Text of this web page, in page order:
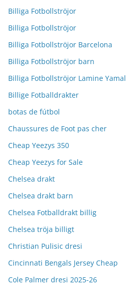
Billiga Fotbollströjor
Billiga Fotbollströjor
Billiga Fotbollströjor Barcelona
Billiga Fotbollströjor barn
Billiga Fotbollströjor Lamine Yamal
Billige Fotballdrakter
botas de fútbol
Chaussures de Foot pas cher
Cheap Yeezys 350
Cheap Yeezys for Sale
Chelsea drakt
Chelsea drakt barn
Chelsea Fotballdrakt billig
Chelsea tröja billigt
Christian Pulisic dresi
Cincinnati Bengals Jersey Cheap
Cole Palmer dresi 2025-26